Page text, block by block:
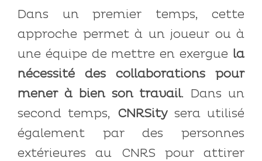
Dans un premier temps, cette
approche permet à un joueur ou à
une équipe de mettre en exergue la
nécessité des collaborations pour
mener à bien son travail. Dans un
second temps, CNRSitysera utilisé
également par des personnes
extérieures au CNRS pour attirer